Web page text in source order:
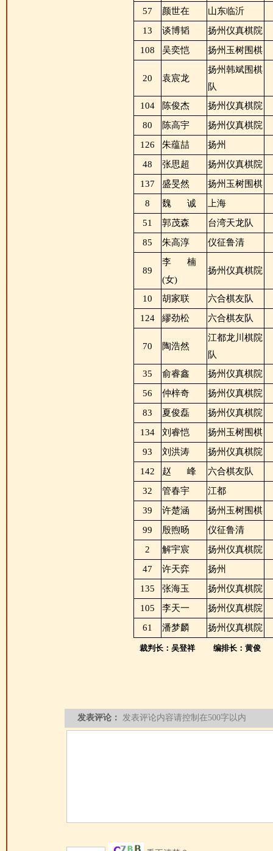
57
颜世在
山东临沂
13
谈博韬
扬州仪真棋院
108
吴奕恺 扬州玉树围棋
20 袁宸龙
扬州韩斌围棋
队
104
陈俊杰
扬州仪真棋院
80
陈高宇
扬州仪真棋院
126
朱蕴喆
扬州
48
张思超
扬州仪真棋院
137
盛旻然
扬州玉树围棋
8
魏 诚
上海
51
郭茂森
台湾天龙队
85
朱高淳 仪征鲁清
89
李
楠
(女)
扬州仪真棋院
10 胡家联
六合棋友队
124
繆劲松 六合棋友队
70 陶浩然
江都龙川棋院
队
35
俞睿鑫
扬州仪真棋院
56
仲梓奇
扬州仪真棋院
83
夏俊磊
扬州仪真棋院
134
刘睿恺
扬州玉树围棋
93
刘洪涛
扬州仪真棋院
142
赵 峰
六合棋友队
32
管春宇
江都
39
许楚涵
扬州玉树围棋
99
殷煦旸
仪征鲁清
2
解宇宸
扬州仪真棋院
47
许天弈
扬州
135
张海玉
扬州仪真棋院
105
李天一
扬州仪真棋院
61
潘梦麟 扬州仪真棋院
裁判长：吴登祥 编排长：黄俊
发表评论： 发表评论内容请控制在500字以内